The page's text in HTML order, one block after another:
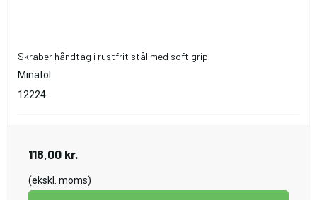
Skraber håndtag i rustfrit stål med soft grip
Minatol
12224
118,00 kr.
(ekskl. moms)